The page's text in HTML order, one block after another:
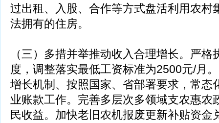
过出租、入股、合作等方式盘活利用农村
法拥有的住房。
（三）多措并举推动收入合理增长。严
度，调整落实最低工资标准为2500元/月
增长机制、按照国家、省部署要求，常态
业账款工作。完善多层次多领域支农惠农
民收益。加快老旧农机报废更新补贴资金